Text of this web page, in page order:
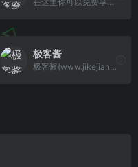
极客酱
极客酱(www.jikejiang.com)是一个专注绿色软软件应用分享网站，为用户提供各种绿色、实用、有趣的、好玩的应用和技术教程分享交流的平台，我们的宗旨是乐于分享，收获快乐。